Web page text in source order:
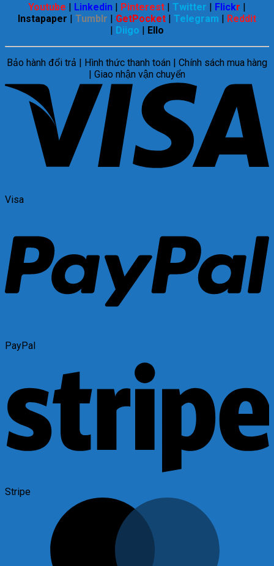
Youtube | Linkedin | Pinterest | Twitter | Flickr |
Instapaper | Tumblr | GetPocket | Telegram | Reddit
| Diigo | Ello
Bảo hành đổi trả | Hình thức thanh toán | Chính sách mua hàng
| Giao nhận vận chuyển
Visa
PayPal
Stripe